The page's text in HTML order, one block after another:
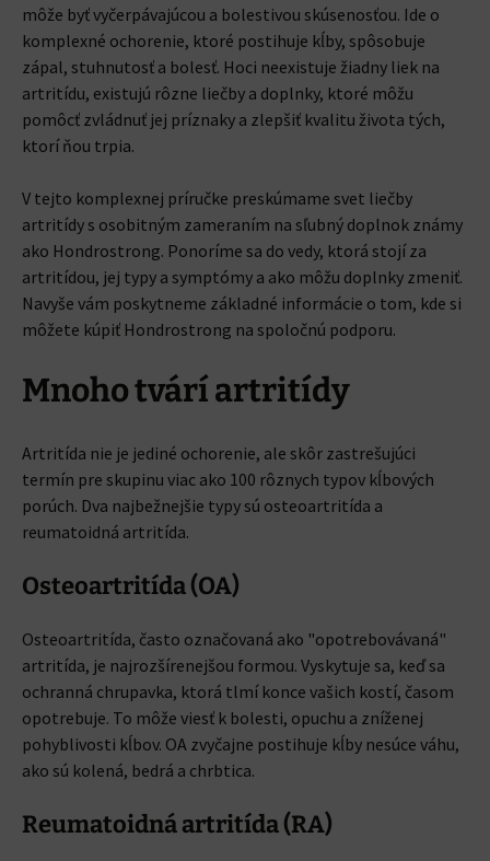
môže byť vyčerpávajúcou a bolestivou skúsenosťou. Ide o
komplexné ochorenie, ktoré postihuje kĺby, spôsobuje
zápal, stuhnutosť a bolesť. Hoci neexistuje žiadny liek na
artritídu, existujú rôzne liečby a doplnky, ktoré môžu
pomôcť zvládnuť jej príznaky a zlepšiť kvalitu života tých,
ktorí ňou trpia.
V tejto komplexnej príručke preskúmame svet liečby
artritídy s osobitným zameraním na sľubný doplnok známy
ako Hondrostrong. Ponoríme sa do vedy, ktorá stojí za
artritídou, jej typy a symptómy a ako môžu doplnky zmeniť.
Navyše vám poskytneme základné informácie o tom, kde si
môžete kúpiť Hondrostrong na spoločnú podporu.
Mnoho tvárí artritídy
Artritída nie je jediné ochorenie, ale skôr zastrešujúci
termín pre skupinu viac ako 100 rôznych typov kĺbových
porúch. Dva najbežnejšie typy sú osteoartritída a
reumatoidná artritída.
Osteoartritída (OA)
Osteoartritída, často označovaná ako "opotrebovávaná"
artritída, je najrozšírenejšou formou. Vyskytuje sa, keď sa
ochranná chrupavka, ktorá tlmí konce vašich kostí, časom
opotrebuje. To môže viesť k bolesti, opuchu a zníženej
pohyblivosti kĺbov. OA zvyčajne postihuje kĺby nesúce váhu,
ako sú kolená, bedrá a chrbtica.
Reumatoidná artritída (RA)